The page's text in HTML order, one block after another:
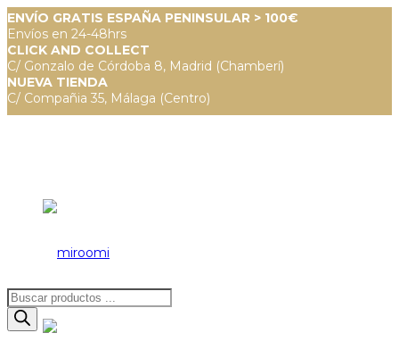
ENVÍO GRATIS ESPAÑA PENINSULAR > 100€
Envíos en 24-48hrs
CLICK AND COLLECT
C/ Gonzalo de Córdoba 8, Madrid (Chamberí)
NUEVA TIENDA
C/ Compañia 35, Málaga (Centro)
Búsqueda
de
productos